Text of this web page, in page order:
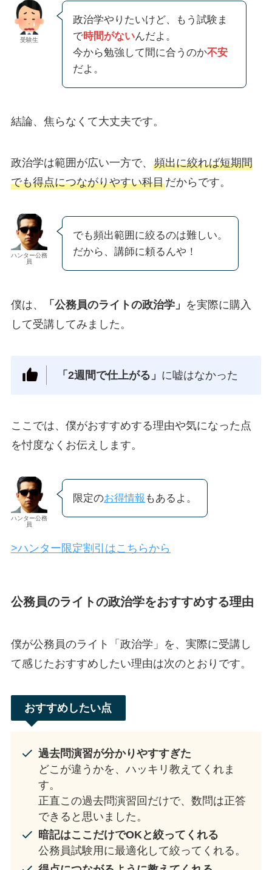
受験生
政治学やりたいけど、もう試験ま
で時間がないんだよ。
今から勉強して間に合うのか不安
だよ。
結論、焦らなくて大丈夫です。
政治学は範囲が広い一方で、 頻出に絞れば短期間
でも得点につながりやすい科目だからです。
ハンター公務
員
でも頻出範囲に絞るのは難しい。
だから、講師に頼るんや！
僕は、 「公務員のライトの政治学」 を実際に購入
して受講してみました。
「2週間で仕上がる」 に嘘はなかった
ここでは、僕がおすすめする理由や気になった点
を忖度なくお伝えします。
ハンター公務
員
限定のお得情報 もあるよ。
>ハンター限定割引はこちらから
公務員のライトの政治学をおすすめする理由
僕が公務員のライト「政治学」を、実際に受講し
て感じたおすすめしたい理由は次のとおりです。
おすすめしたい点
過去問演習が分かりやすすぎた
どこが違うかを、ハッキリ教えてくれま
す。
正直この過去問演習回だけで、数問は正答
できると思いました。
暗記はここだけでOKと絞ってくれる
公務員試験用に最適化して絞ってくれる。